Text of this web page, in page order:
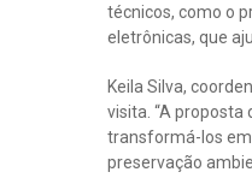
técnicos, como o
eletrônicas, que
Keila Silva,
visita. “A
transformá-los
preservação